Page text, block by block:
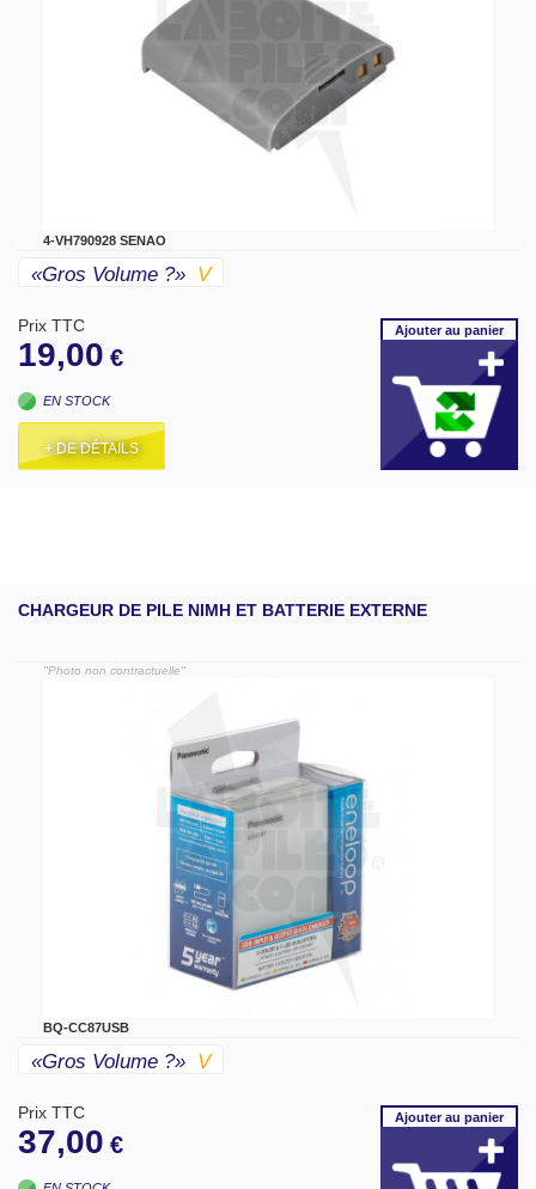
4-VH790928 SENAO
«gros Volume ?» V
Prix TTC
19,00 €
EN STOCK
+ DE DÉTAILS
Ajouterau panier
CHARGEUR DE PILE NIMH ET BATTERIE EXTERNE
"Photo non contractuelle"
BQ-CC87USB
«gros Volume ?» V
Prix TTC
37,00 €
Ajouterau panier